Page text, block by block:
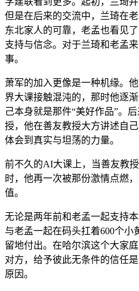
但是在后来的交流中，兰琦在
东北家人的可靠，老孟也看见
支持与信念。对于兰琦和老孟
事。
萧军的加入更像是一种机缘。
界大课接触混沌的，那时他逐
己本身就是那件“美好作品”。
授，他在善友教授大方讲述自
体会到真实与坦荡的力量。
前不久的AI大课上，当善友教
时，他再一次被那份激情点燃
值。
无论是两年前和老孟一起支持
与老孟一起在码头扛着600个
留地付出。在哈尔滨这个大家
对方，给予彼此无条件的信任
原因。